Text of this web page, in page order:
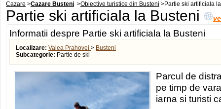
Cazare >Cazare Busteni >Obiective turistice din Busteni >Partie ski artificiala
Partie ski artificiala la Busteni
Informatii despre Partie ski artificiala la Busteni
Localizare: Valea Prahovei > Busteni
Subcategorie: Partie de ski
Parcul de
pe timp de
iarna si turisti